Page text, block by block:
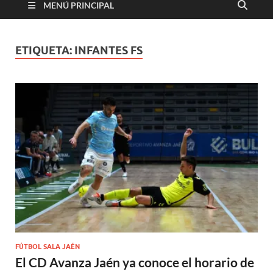
MENÚ PRINCIPAL
ETIQUETA: INFANTES FS
FÚTBOL SALA JAÉN
El CD Avanza Jaén ya conoce el horario de